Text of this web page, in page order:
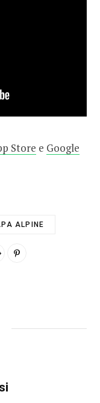
Store e Google
ALPINE